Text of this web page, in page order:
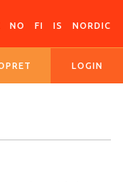
NO FI IS NORDIC
LOGIN